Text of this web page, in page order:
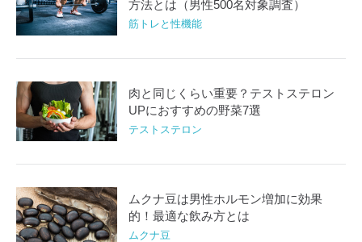
方法とは（男性500名対象調査）
筋トレと性機能
肉と同じくらい重要？テストステロン
UPにおすすめの野菜7選
テストステロン
ムクナ豆は男性ホルモン増加に効果
的！最適な飲み方とは
ムクナ豆